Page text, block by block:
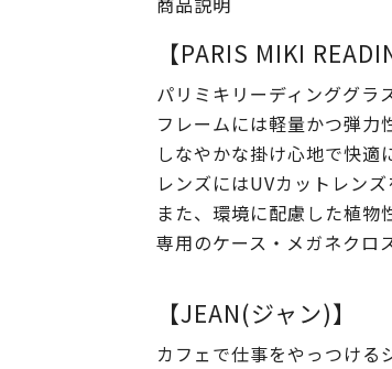
【PARIS MIKI
パリミキリーディンググラ
フレームには軽量かつ弾力
しなやかな掛け心地で快適
レンズにはUVカットレン
また、環境に配慮した植物
専用のケース・メガネクロ
【JEAN(ジャン)】
カフェで仕事をやっつける